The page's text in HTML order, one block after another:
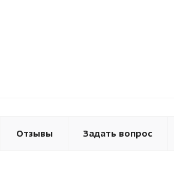
Отзывы Задать вопрос